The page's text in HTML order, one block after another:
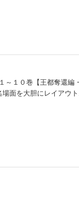
～１０巻【王都奪還
面を大胆にレイアウト